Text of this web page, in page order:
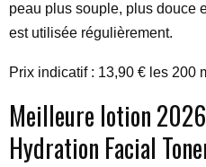
peau plus souple, plus douce
est utilisée régulièrement.
Prix indicatif : 13,90 € les 200
Meilleure lotion
Hydration Facial